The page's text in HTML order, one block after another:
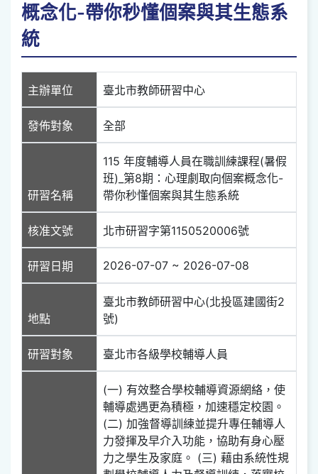
概念化-帶你秒懂個案與其生態系
統
主辦單位 臺北市教師研習中心
發佈對象 全部
研習名稱
115 年度輔導人員在職訓練課程(暑假
班)_第8期：心理劇取向個案概念化-
帶你秒懂個案與其生態系統
核准文號 北市研習字第1150520006號
研習日期 2026-07-07 ~ 2026-07-08
地點
臺北市教師研習中心(北投區建國街2
號)
研習對象 臺北市各級學校輔導人員
(一) 有效整合學校輔導資源網絡，使
輔導處遇更為積極，加速穩定校園。
(二) 加強督導訓練並提升專任輔導人
力發揮及早介入功能，協助有身心壓
力之學生及家庭。 (三) 藉由系統性規